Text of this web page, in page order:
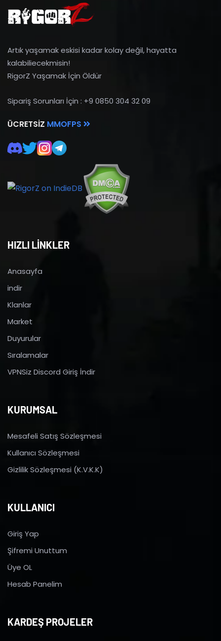
Artık yaşamak eskisi kadar kolay değil, hayatta
kalabiliecekmisin!
RigorZ Yaşamak İçin Öldür
Sipariş Sorunları İçin : +9 0850 304 32 09
ÜCRETSIZ MMOFPS
HIZLI LİNKLER
Anasayfa
indir
Klanlar
Market
Duyurular
Sıralamalar
VPNSiz Discord Giriş İndir
KURUMSAL
Mesafeli Satış Sözleşmesi
Kullanıcı Sözleşmesi
Gizlilik Sözleşmesi (K.V.K.K)
KULLANICI
Giriş Yap
Şifremi Unuttum
Üye OL
Hesab Panelim
KARDEŞ PROJELER